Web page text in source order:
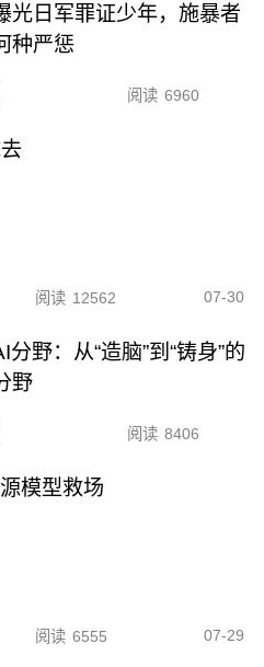
光日军罪证少年，施暴者
种严惩
阅读 6960
阅读 12562 07-30
分野：从“造脑”到“铸身”的
野
阅读 8406
模型救场
阅读 6555 07-29